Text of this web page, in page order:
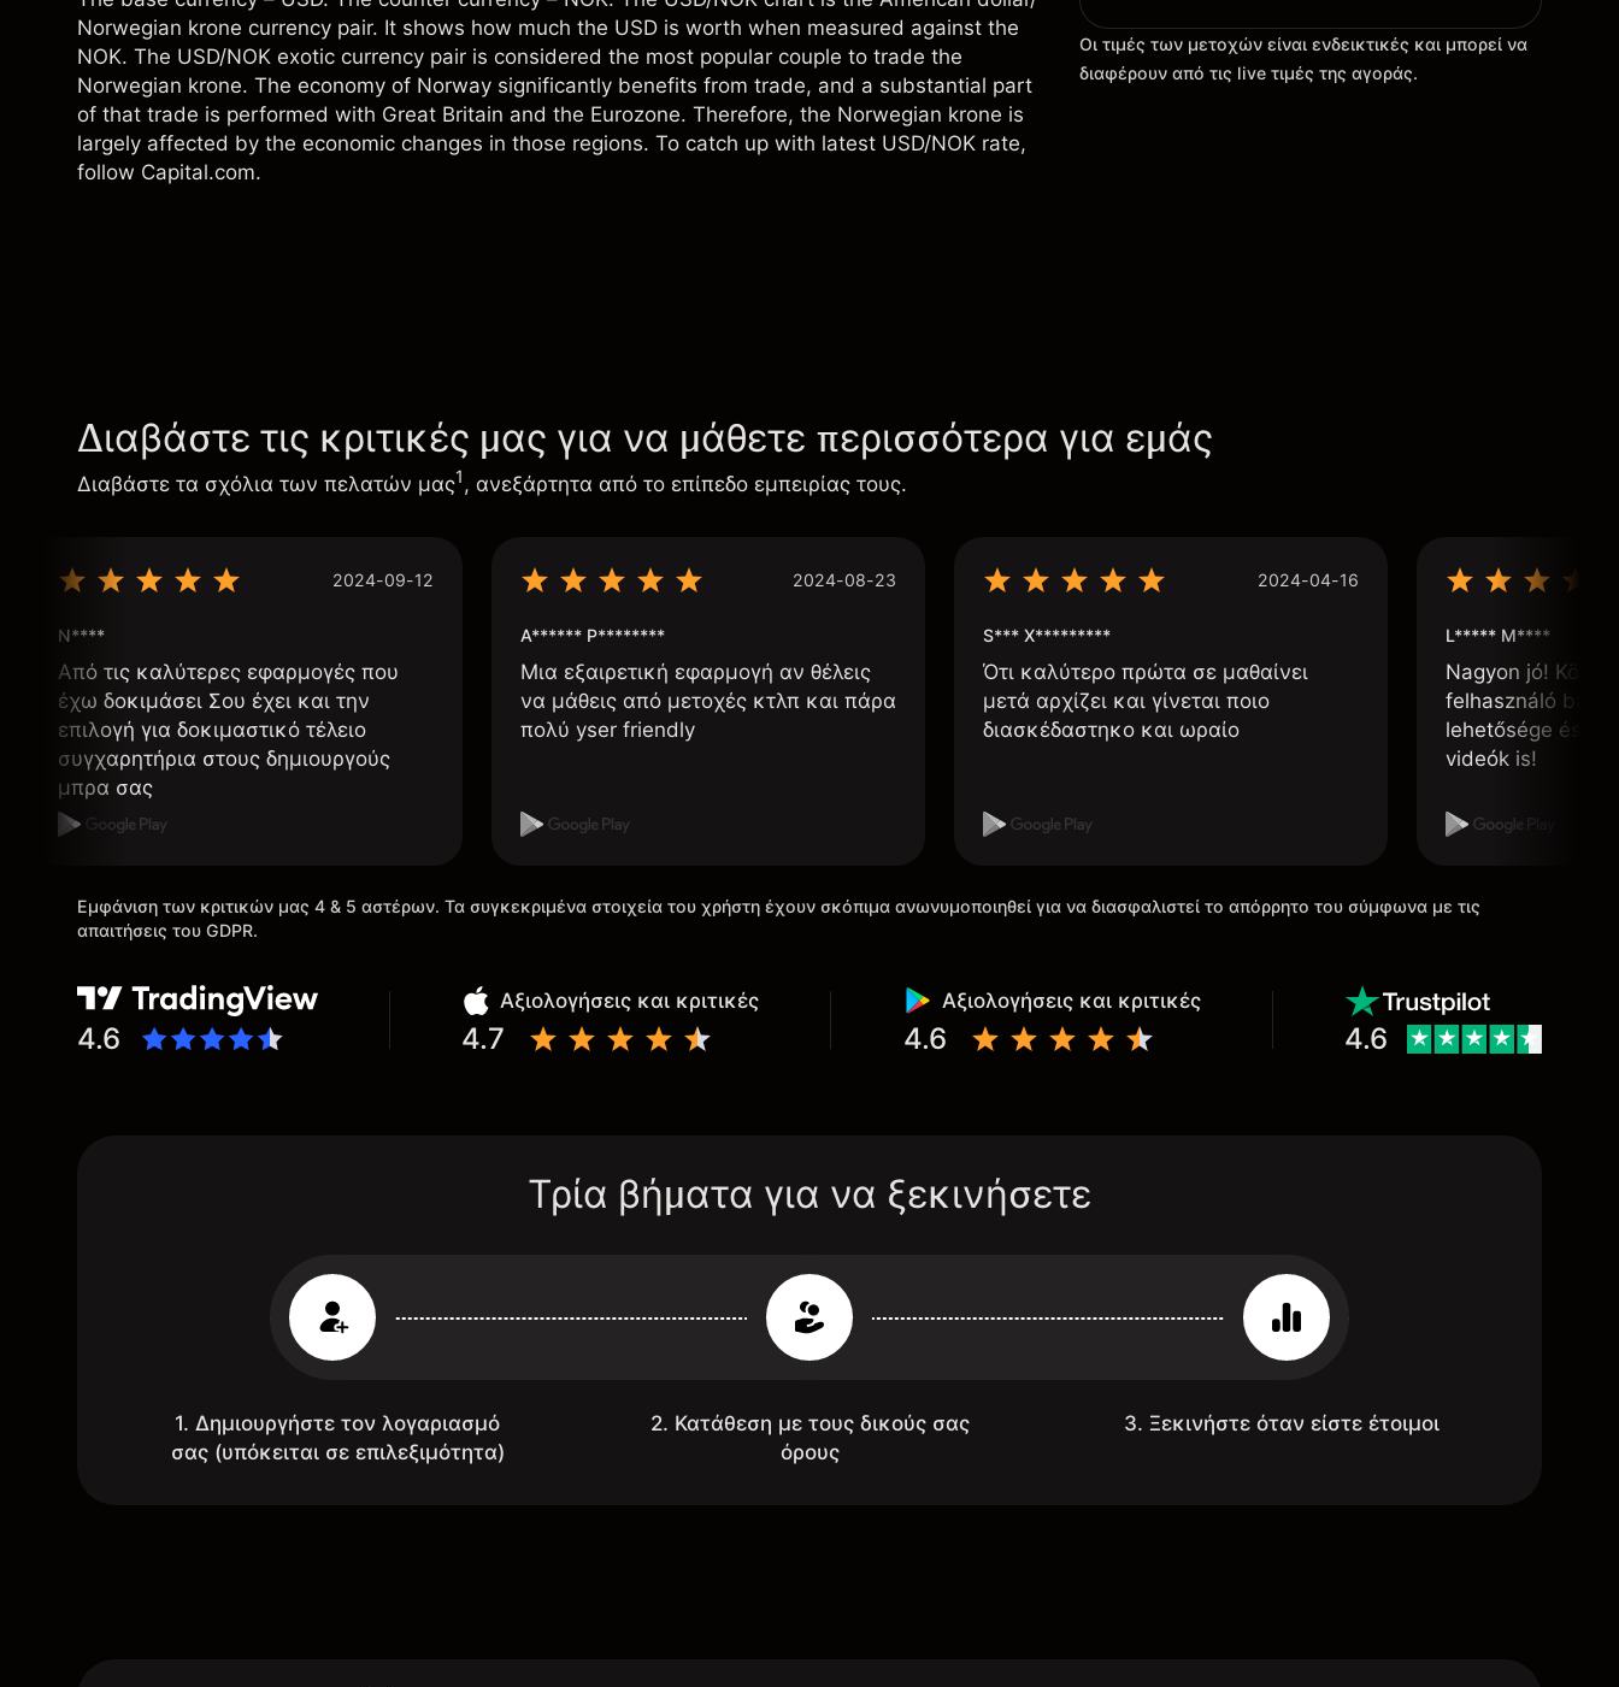
Norwegian krone currency pair. It shows how much the USD is worth when measured against the
NOK. The USD/NOK exotic currency pair is considered the most popular couple to trade the
Norwegian krone. The economy of Norway significantly benefits from trade, and a substantial part
of that trade is performed with Great Britain and the Eurozone. Therefore, the Norwegian krone is
largely affected by the economic changes in those regions. To catch up with latest USD/NOK rate,
follow Capital.com.
Οι τιμές των μετοχών είναι ενδεικτικές και μπορεί να
διαφέρουν από τις live τιμές της αγοράς.
Διαβάστε τις κριτικές μας για να μάθετε περισσότερα για εμάς
Διαβάστε τα σχόλια των πελατών μας1, ανεξάρτητα από το επίπεδο εμπειρίας τους.
2024-09-12
N****
Από τις καλύτερες εφαρμογές που
έχω δοκιμάσει Σου έχει και την
επιλογή για δοκιμαστικό τέλειο
συγχαρητήρια στους δημιουργούς
μπρα σας
2024-08-23
A****** P********
Μια εξαιρετική εφαρμογή αν θέλεις
να μάθεις από μετοχές κτλπ και πάρα
πολύ yser friendly
2024-04-16
S*** X*********
Ότι καλύτερο πρώτα σε μαθαίνει
μετά αρχίζει και γίνεται ποιο
διασκέδαστηκο και ωραίο
L***** M****
Nagyon jó!
felhasználó
lehetősége és,
videók is!
Εμφάνιση των κριτικών μας 4 & 5 αστέρων. Τα συγκεκριμένα στοιχεία του χρήστη έχουν σκόπιμα ανωνυμοποιηθεί για να διασφαλιστεί το απόρρητο του σύμφωνα με τις
απαιτήσεις του GDPR.
4.6
Αξιολογήσεις και κριτικές
4.7
Αξιολογήσεις και κριτικές
4.6 4.6
Τρία βήματα για να ξεκινήσετε
1. Δημιουργήστε τον λογαριασμό
σας (υπόκειται σε επιλεξιμότητα)
2. Κατάθεση με τους δικούς σας
όρους
3. Ξεκινήστε όταν είστε έτοιμοι